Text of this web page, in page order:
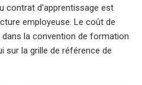
contrat d'apprentissage est
employeuse. Le coût de
la convention de formation
sur la grille de référence de